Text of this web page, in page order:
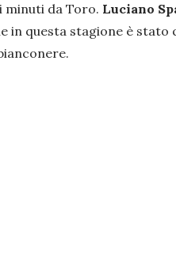
minuti da Toro. Luciano
in questa stagione è stato